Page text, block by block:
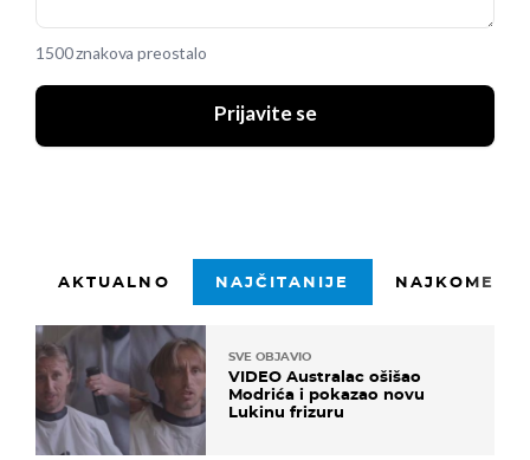
1500 znakova preostalo
Prijavite se
AKTUALNO NAJČITANIJE
SVE OBJAVIO
VIDEO Australac ošišao
Modrića i pokazao novu
Lukinu frizuru